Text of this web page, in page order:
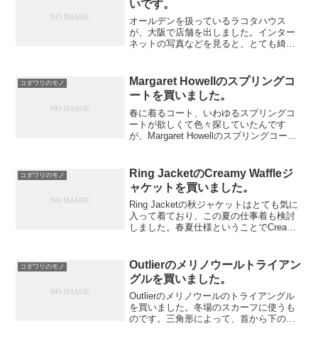
いです。
オールデンを扱っているラコタハウス
が、大阪で店舗を出しました。インター
ネットの写真などを見ると、とても綺麗
ってみたいです。オールデンと言えばコ
ードバンが有名で一番先に頭...
コダワリのモノ
Margaret Howellのスプリングコ
ートを買いました。
春に着るコート、いわゆるスプリングコ
ートが欲しくて色々探していたんです
が、Margaret Howellのスプリングコート
ので使い回せそう。気に入ったのは生地
と、シルエ...
コダワリのモノ
Ring JacketのCreamy Waffleジ
ャケットを買いました。
Ring Jacketの秋ジャケットはとても気に
入って着ており、この夏の仕事着も検討
しました。春夏仕様ということでCreamy
コダワリのモノ
Outlierのメリノウールトライアン
グルを買いました。
Outlierのメリノウールのトライアングル
を買いました。冬場のスカーフに使うも
のです。三角形によって、首から下の広